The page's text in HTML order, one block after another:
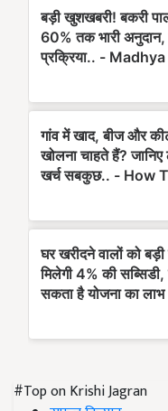
#Top on Krishi Jagran